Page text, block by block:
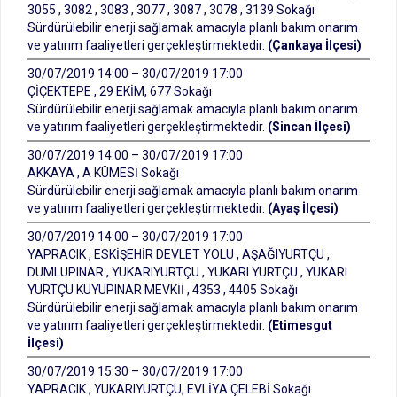
3055 , 3082 , 3083 , 3077 , 3087 , 3078 , 3139 Sokağı
Sürdürülebilir enerji sağlamak amacıyla planlı bakım onarım
ve yatırım faaliyetleri gerçekleştirmektedir. (Çankaya İlçesi)
30/07/2019 14:00 – 30/07/2019 17:00
ÇİÇEKTEPE , 29 EKİM, 677 Sokağı
Sürdürülebilir enerji sağlamak amacıyla planlı bakım onarım
ve yatırım faaliyetleri gerçekleştirmektedir. (Sincan İlçesi)
30/07/2019 14:00 – 30/07/2019 17:00
AKKAYA , A KÜMESİ Sokağı
Sürdürülebilir enerji sağlamak amacıyla planlı bakım onarım
ve yatırım faaliyetleri gerçekleştirmektedir. (Ayaş İlçesi)
30/07/2019 14:00 – 30/07/2019 17:00
YAPRACIK , ESKİŞEHİR DEVLET YOLU , AŞAĞIYURTÇU ,
DUMLUPINAR , YUKARIYURTÇU , YUKARI YURTÇU , YUKARI
YURTÇU KUYUPINAR MEVKİİ , 4353 , 4405 Sokağı
Sürdürülebilir enerji sağlamak amacıyla planlı bakım onarım
ve yatırım faaliyetleri gerçekleştirmektedir. (Etimesgut
İlçesi)
30/07/2019 15:30 – 30/07/2019 17:00
YAPRACIK , YUKARIYURTÇU, EVLİYA ÇELEBİ Sokağı